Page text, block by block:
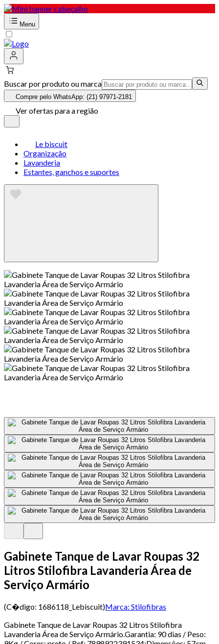
Menu
Buscar por produto ou marca
Compre pelo WhatsApp: (21) 97971-2181
Ver ofertas para a região
Le biscuit
Organização
Lavanderia
Estantes, ganchos e suportes
Gabinete Tanque de Lavar Roupas 32
Litros Stilofibra Lavanderia Área de
Serviço Armário
(C�digo: 1686118_Lebiscuit)Marca: Stilofibras
Gabinete Tanque de Lavar Roupas 32 Litros Stilofibra
Lavanderia Área de Serviço Armário.Garantia: 90 dias / Peso: